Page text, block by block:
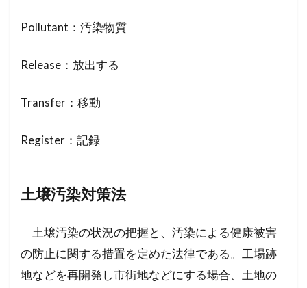
Pollutant：汚染物質
Release：放出する
Transfer：移動
Register：記録
土壌汚染対策法
土壌汚染の状況の把握と、汚染による健康被害
の防止に関する措置を定めた法律である。工場跡
地などを再開発し市街地などにする場合、土地の